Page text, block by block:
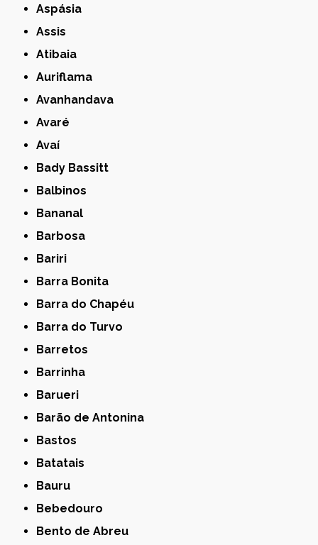
Aspásia
Assis
Atibaia
Auriflama
Avanhandava
Avaré
Avaí
Bady Bassitt
Balbinos
Bananal
Barbosa
Bariri
Barra Bonita
Barra do Chapéu
Barra do Turvo
Barretos
Barrinha
Barueri
Barão de Antonina
Bastos
Batatais
Bauru
Bebedouro
Bento de Abreu